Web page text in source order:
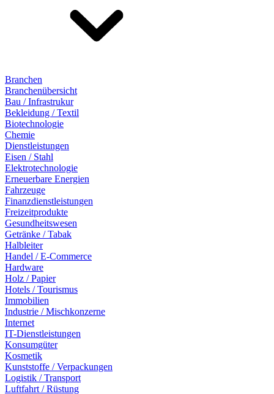
Branchen
Branchenübersicht
Bau / Infrastrukur
Bekleidung / Textil
Biotechnologie
Chemie
Dienstleistungen
Eisen / Stahl
Elektrotechnologie
Erneuerbare Energien
Fahrzeuge
Finanzdienstleistungen
Freizeitprodukte
Gesundheitswesen
Getränke / Tabak
Halbleiter
Handel / E-Commerce
Hardware
Holz / Papier
Hotels / Tourismus
Immobilien
Industrie / Mischkonzerne
Internet
IT-Dienstleistungen
Konsumgüter
Kosmetik
Kunststoffe / Verpackungen
Logistik / Transport
Luftfahrt / Rüstung